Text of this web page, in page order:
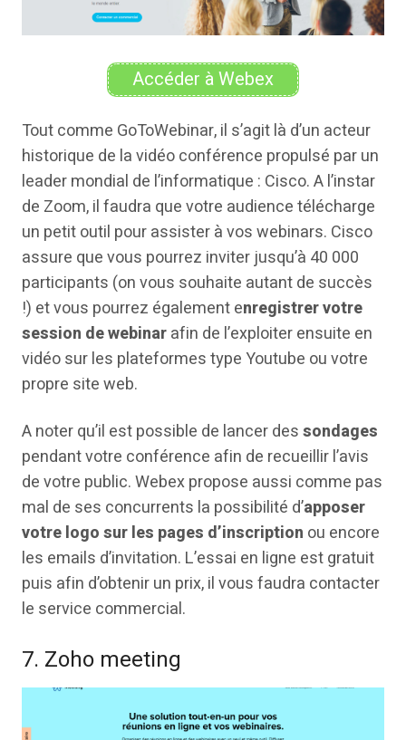
Accéder à Webex
Tout comme GoToWebinar, il s’agit là d’un acteur
historique de la vidéo conférence propulsé par un
leader mondial de l’informatique : Cisco. A l’instar
de Zoom, il faudra que votre audience télécharge
un petit outil pour assister à vos webinars. Cisco
assure que vous pourrez inviter jusqu’à 40 000
participants (on vous souhaite autant de succès
!) et vous pourrez également enregistrer votre
session de webinarafin de l’exploiter ensuite en
vidéo sur les plateformes type Youtube ou votre
propre site web.
A noter qu’il est possible de lancer dessondages
pendant votre conférence afin de recueillir l’avis
de votre public. Webex propose aussi comme pas
mal de ses concurrents la possibilité d’apposer
votre logo sur les pages d’inscription ou encore
les emails d’invitation. L’essai en ligne est gratuit
puis afin d’obtenir un prix, il vous faudra contacter
le service commercial.
7. Zoho meeting